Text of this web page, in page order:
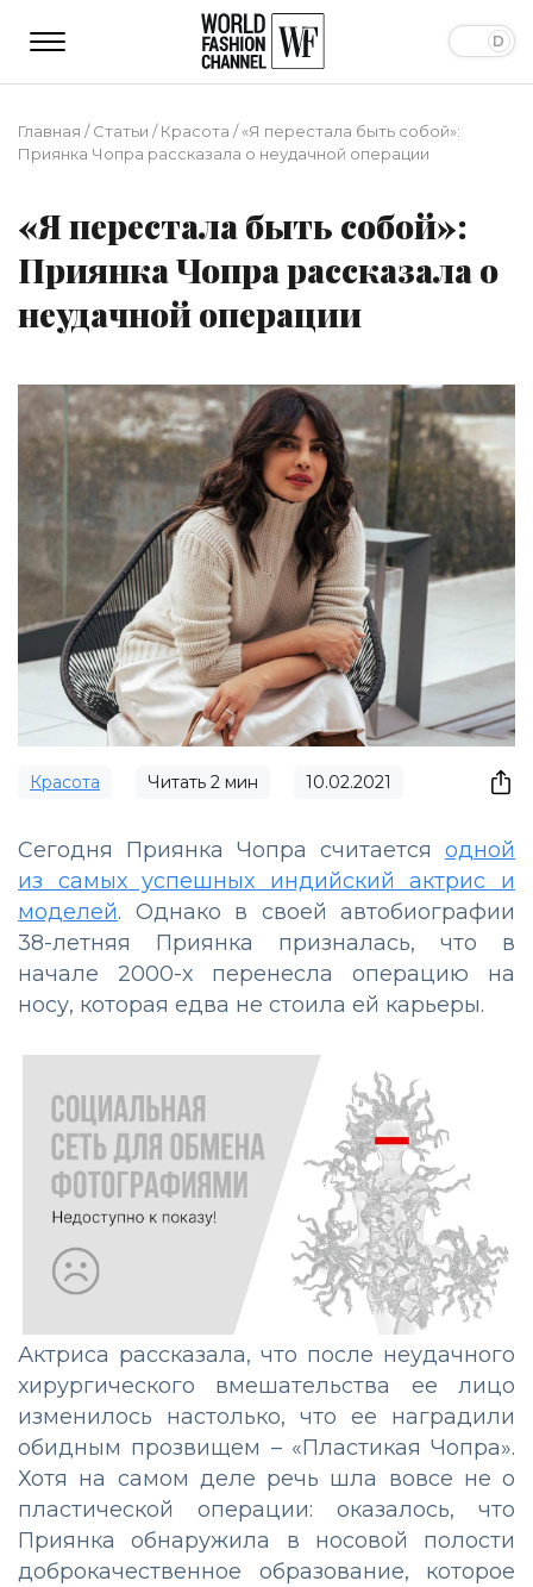
Главная /Статьи /Красота /«Я перестала быть собой»:
Приянка Чопра рассказала о неудачной операции
«Я перестала быть собой»:
Приянка Чопра рассказала о
неудачной операции
Красота Читать 2 мин 10.02.2021
Сегодня Приянка Чопра считается одной
из самых успешных индийский актрис и
моделей. Однако в своей автобиографии
38-летняя Приянка призналась, что в
начале 2000-х перенесла операцию на
носу, которая едва не стоила ей карьеры.
Актриса рассказала, что после неудачного
хирургического вмешательства ее лицо
изменилось настолько, что ее наградили
обидным прозвищем – «Пластикая Чопра».
Хотя на самом деле речь шла вовсе не о
пластической операции: оказалось, что
Приянка обнаружила в носовой полости
доброкачественное образование, которое